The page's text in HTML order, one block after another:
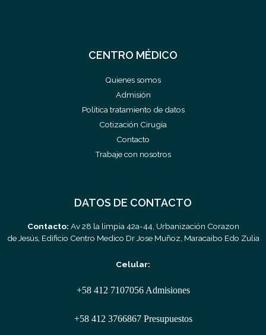
CENTRO MÉDICO
Quienes somos
Admisión
Política tratamiento de datos
Cotización Cirugía
Contacto
Trabaje con nosotros
DATOS DE CONTACTO
Contacto: Av 28 la limpia 42a-44, Urbanización Corazon
de Jesús, Edificio Centro Medico Dr Jose Muñoz, Maracaibo Edo Zulia
Celular:
+58 412 7107056 Admisiones
+58 412 3766867 Presupuestos